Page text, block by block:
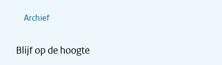
Archief
Blijf op de hoogte